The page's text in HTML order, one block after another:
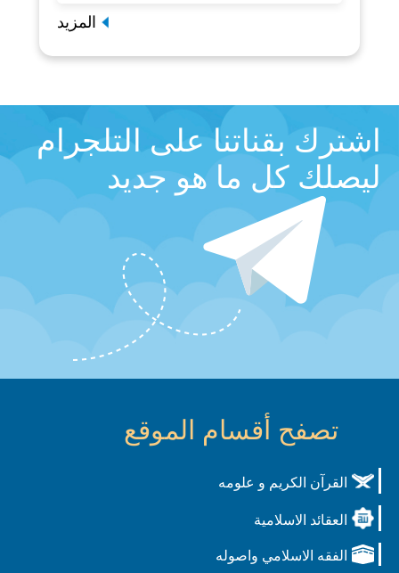
المزيد
اشترك بقناتنا على التلجرام
ليصلك كل ما هو جديد
تصفح أقسام الموقع
القرآن الكريم و علومه
العقائد الاسلامية
الفقه الاسلامي واصوله